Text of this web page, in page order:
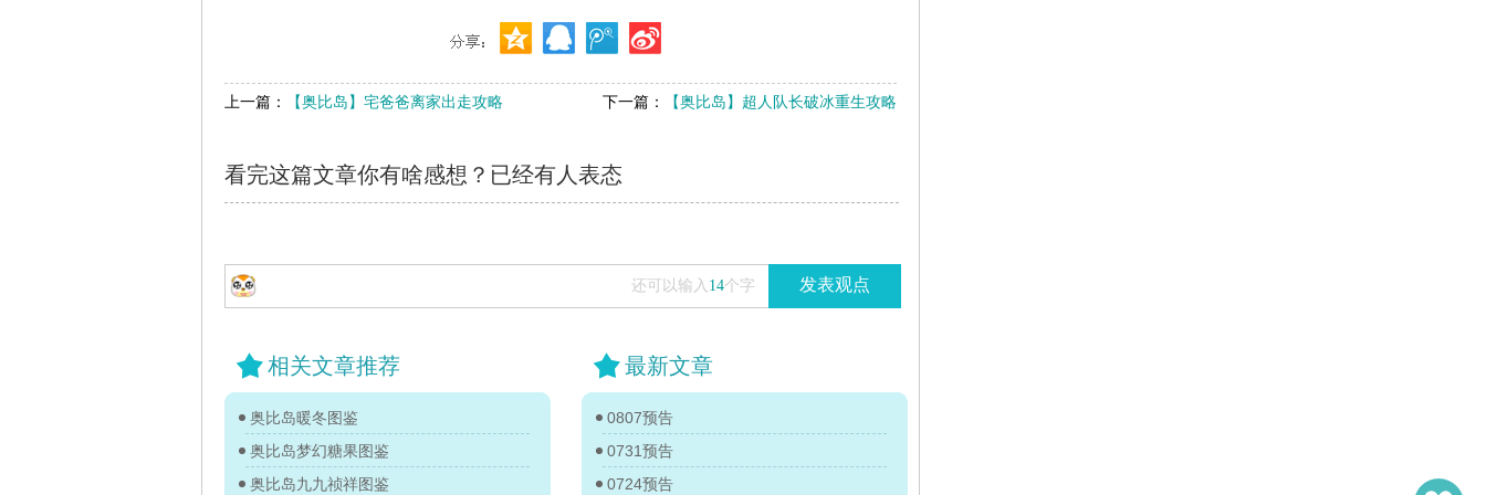
上一篇： 【奥比岛】宅爸爸离家出走攻略 下一篇： 【奥比岛】超人队长破冰重生攻略
看完这篇文章你有啥感想？已经有人表态
还可以输入 14个字 发表观点
相关文章推荐
奥比岛暖冬图鉴
奥比岛梦幻糖果图鉴
奥比岛九九祯祥图鉴
最新文章
0807预告
0731预告
0724预告